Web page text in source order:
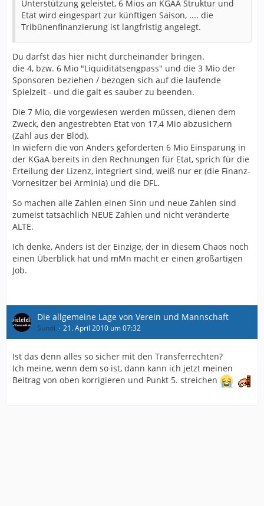
Unterstützung geleistet, 6 Mios an KGAA Struktur und
Etat wird eingespart zur künftigen Saison, .... die
Tribünenfinanzierung ist langfristig angelegt.
Du darfst das hier nicht durcheinander bringen.
die 4, bzw. 6 Mio "Liquiditätsengpass" und die 3 Mio der
Sponsoren beziehen / bezogen sich auf die laufende
Spielzeit - und die galt es sauber zu beenden.
Die 7 Mio, die vorgewiesen werden müssen, dienen dem
Zweck, den angestrebten Etat von 17,4 Mio abzusichern
(Zahl aus der Blöd).
In wiefern die von Anders geforderten 6 Mio Einsparung in
der KGaA bereits in den Rechnungen für Etat, sprich für die
Erteilung der Lizenz, integriert sind, weiß nur er (die Finanz-
Vornesitzer bei Arminia) und die DFL.
So machen alle Zahlen einen Sinn und neue Zahlen sind
zumeist tatsächlich NEUE Zahlen und nicht veränderte
ALTE.
Ich denke, Anders ist der Einzige, der in diesem Chaos noch
einen Überblick hat und mMn macht er einen großartigen
Job.
Die allgemeine Lage von Verein und Mannschaft
Sundi 21. April 2010 um 07:32
Ist das denn alles so sicher mit den Transferrechten?
Ich meine, wenn dem so ist, dann kann ich jetzt meinen
Beitrag von oben korrigieren und Punkt 5. streichen